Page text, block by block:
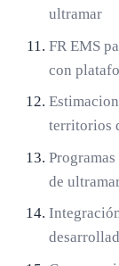
ultramar
FR EMS
con
territorios
de